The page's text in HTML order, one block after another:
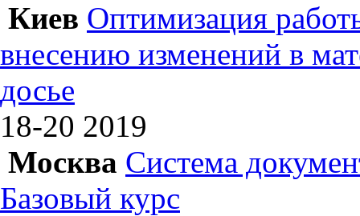
Киев Оптимизация
внесению изменений в
досье
18-20 2019
Москва Система
Базовый курс